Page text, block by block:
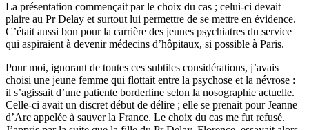
La présentation commençait par le choix du cas ; celui-ci devait
plaire au Pr Delay et surtout lui permettre de se mettre en évidence.
C’était aussi bon pour la carrière des jeunes psychiatres du service
qui aspiraient à devenir médecins d’hôpitaux, si possible à Paris.
Pour moi, ignorant de toutes ces subtiles considérations, j’avais
choisi une jeune femme qui flottait entre la psychose et la névrose :
il s’agissait d’une patiente borderline selon la nosographie actuelle.
Celle-ci avait un discret début de délire ; elle se prenait pour Jeanne
d’Arc appelée à sauver la France. Le choix du cas me fut refusé.